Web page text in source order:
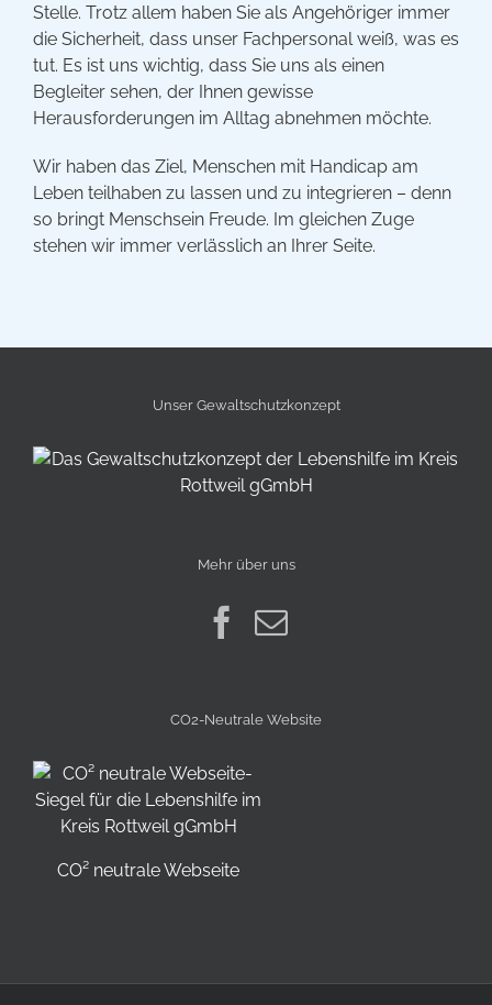
Stelle. Trotz allem haben Sie als Angehöriger immer
die Sicherheit, dass unser Fachpersonal weiß, was es
tut. Es ist uns wichtig, dass Sie uns als einen
Begleiter sehen, der Ihnen gewisse
Herausforderungen im Alltag abnehmen möchte.
Wir haben das Ziel, Menschen mit Handicap am
Leben teilhaben zu lassen und zu integrieren – denn
so bringt Menschsein Freude. Im gleichen Zuge
stehen wir immer verlässlich an Ihrer Seite.
Unser Gewalt­schutz­konzept
Mehr über uns
CO2-Neutrale Website
CO² neutrale Webseite